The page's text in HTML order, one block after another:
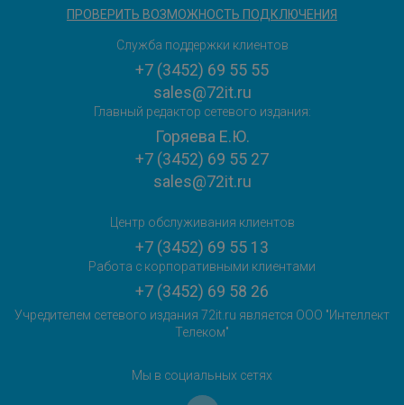
ПРОВЕРИТЬ ВОЗМОЖНОСТЬ ПОДКЛЮЧЕНИЯ
Служба поддержки клиентов
+7 (3452) 69 55 55
sales@72it.ru
Главный редактор сетевого издания:
Горяева Е.Ю.
+7 (3452) 69 55 27
sales@72it.ru
Центр обслуживания клиентов
+7 (3452) 69 55 13
Работа с корпоративными клиентами
+7 (3452) 69 58 26
Учредителем сетевого издания 72it.ru является ООО "Интеллект
Телеком"
Мы в социальных сетях